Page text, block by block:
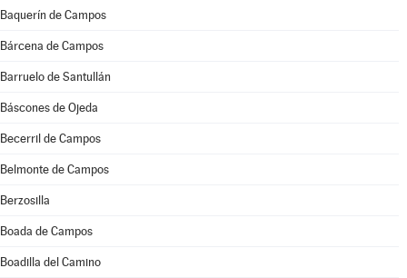
Baquerín de Campos
Bárcena de Campos
Barruelo de Santullán
Báscones de Ojeda
Becerril de Campos
Belmonte de Campos
Berzosilla
Boada de Campos
Boadilla del Camino